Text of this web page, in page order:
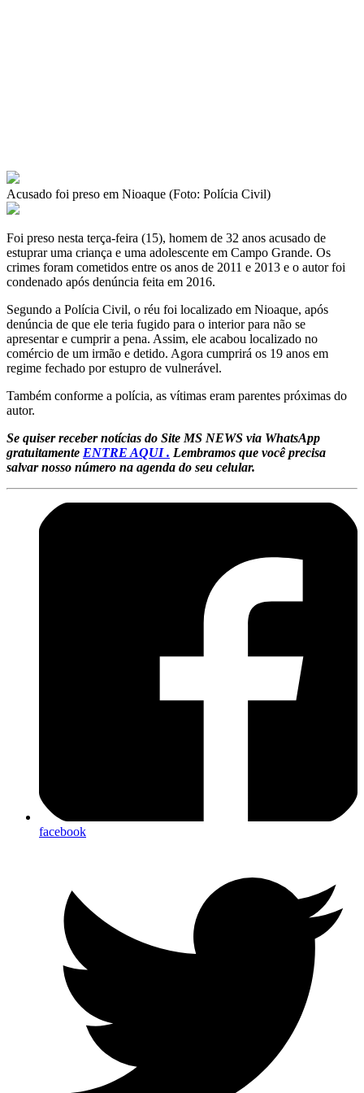
Acusado foi preso em Nioaque (Foto: Polícia Civil)
Foi preso nesta terça-feira (15), homem de 32 anos acusado de
estuprar uma criança e uma adolescente em Campo Grande. Os
crimes foram cometidos entre os anos de 2011 e 2013 e o autor foi
condenado após denúncia feita em 2016.
Segundo a Polícia Civil, o réu foi localizado em Nioaque, após
denúncia de que ele teria fugido para o interior para não se
apresentar e cumprir a pena. Assim, ele acabou localizado no
comércio de um irmão e detido. Agora cumprirá os 19 anos em
regime fechado por estupro de vulnerável.
Também conforme a polícia, as vítimas eram parentes próximas do
autor.
Se quiser receber notícias do Site MS NEWS via WhatsApp
gratuitamente ENTRE AQUI . Lembramos que você precisa
salvar nosso número na agenda do seu celular.
facebook